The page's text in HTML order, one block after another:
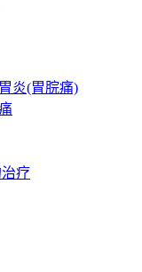
炎(胃脘痛)
疗